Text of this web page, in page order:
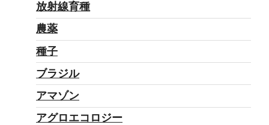
放射線育種
農薬
種子
ブラジル
アマゾン
アグロエコロジー